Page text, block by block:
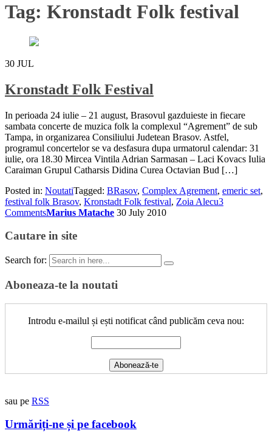
Tag: Kronstadt Folk festival
30 JUL
Kronstadt Folk Festival
In perioada 24 iulie – 21 august, Brasovul gazduieste in fiecare
sambata concerte de muzica folk la complexul “Agrement” de sub
Tampa, in organizarea Consiliului Judetean Brasov. Astfel,
programul concertelor se va desfasura dupa urmatorul calendar: 31
iulie, ora 18.30 Mircea Vintila Adrian Sarmasan – Laci Kovacs Iulia
Caraiman Grupul Catharsis Didina Curea Octavian Bud […]
Posted in: NoutatiTagged: BRasov, Complex Agrement, emeric set,
festival folk Brasov, Kronstadt Folk festival, Zoia Alecu3
CommentsMarius Matache 30 July 2010
Cautare in site
Search for:
Aboneaza-te la noutati
Introdu e-mailul și ești notificat când publicăm ceva nou:
sau pe RSS
Urmăriți-ne și pe facebook